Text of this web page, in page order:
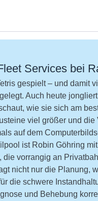
Services bei
gespielt – und damit
Auch heute
wie sie sich am
viel größer und die
auf dem
ist Robin Göhring
die vorrangig an
nicht nur die Planung,
die schwere
und Behebung